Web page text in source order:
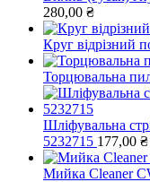
280,00 ₴
Круг відрізний
Торцювальна
Шліфувальна
5232715 177,00 ₴
Мийка Cleaner